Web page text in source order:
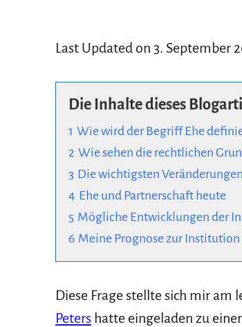
Last Updated on 3. September
Die Inhalte dieses
1 Wie wird der Begriff Ehe
2 Wie sehen die rechtlichen
3 Die wichtigsten
4 Ehe und Partnerschaft heute
5 Mögliche Entwicklungen der
6 Meine Prognose zur Institution
Diese Frage stellte sich mir am
Peters hatte eingeladen zu